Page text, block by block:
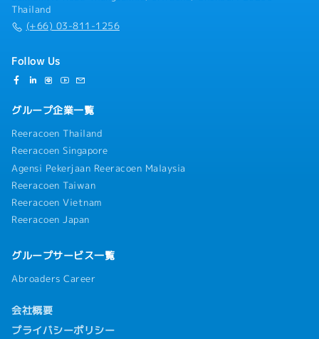
Thailand
(+66) 03-811-1256
Follow Us
グループ企業一覧
Reeracoen Thailand
Reeracoen Singapore
Agensi Pekerjaan Reeracoen Malaysia
Reeracoen Taiwan
Reeracoen Vietnam
Reeracoen Japan
グループサービス一覧
Abroaders Career
会社概要
プライバシーポリシー